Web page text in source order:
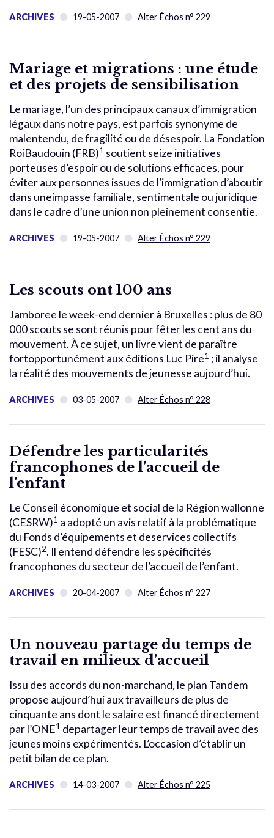
ARCHIVES 19-05-2007 Alter Échos n° 229
Mariage et migrations : une étude
et des projets de sensibilisation
Le mariage, l’un des principaux canaux d’immigration
légaux dans notre pays, est parfois synonyme de
malentendu, de fragilité ou de désespoir. La Fondation
RoiBaudouin (FRB)1 soutient seize initiatives
porteuses d’espoir ou de solutions efficaces, pour
éviter aux personnes issues de l’immigration d’aboutir
dans uneimpasse familiale, sentimentale ou juridique
dans le cadre d’une union non pleinement consentie.
ARCHIVES 19-05-2007 Alter Échos n° 229
Les scouts ont 100 ans
Jamboree le week-end dernier à Bruxelles : plus de 80
000 scouts se sont réunis pour fêter les cent ans du
mouvement. À ce sujet, un livre vient de paraître
fortopportunément aux éditions Luc Pire1 ; il analyse
la réalité des mouvements de jeunesse aujourd’hui.
ARCHIVES 03-05-2007 Alter Échos n° 228
Défendre les particularités
francophones de l’accueil de
l’enfant
Le Conseil économique et social de la Région wallonne
(CESRW)1 a adopté un avis relatif à la problématique
du Fonds d’équipements et deservices collectifs
(FESC)2. Il entend défendre les spécificités
francophones du secteur de l’accueil de l’enfant.
ARCHIVES 20-04-2007 Alter Échos n° 227
Un nouveau partage du temps de
travail en milieux d’accueil
Issu des accords du non-marchand, le plan Tandem
propose aujourd’hui aux travailleurs de plus de
cinquante ans dont le salaire est financé directement
par l’ONE1 departager leur temps de travail avec des
jeunes moins expérimentés. L’occasion d’établir un
petit bilan de ce plan.
ARCHIVES 14-03-2007 Alter Échos n° 225